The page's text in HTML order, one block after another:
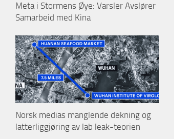
Meta i Stormens Øye: Varsler Avslører
Samarbeid med Kina
Norsk medias manglende dekning og
latterliggjøring av lab leak-teorien